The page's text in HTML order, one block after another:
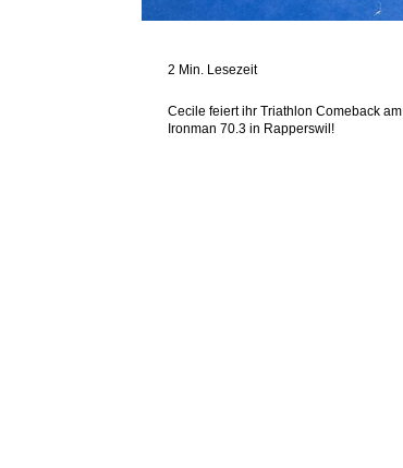
Cecile feiert ihr Triathlon Comeback am
Ironman 70.3 in Rapperswil!
2 Min. Lesezeit